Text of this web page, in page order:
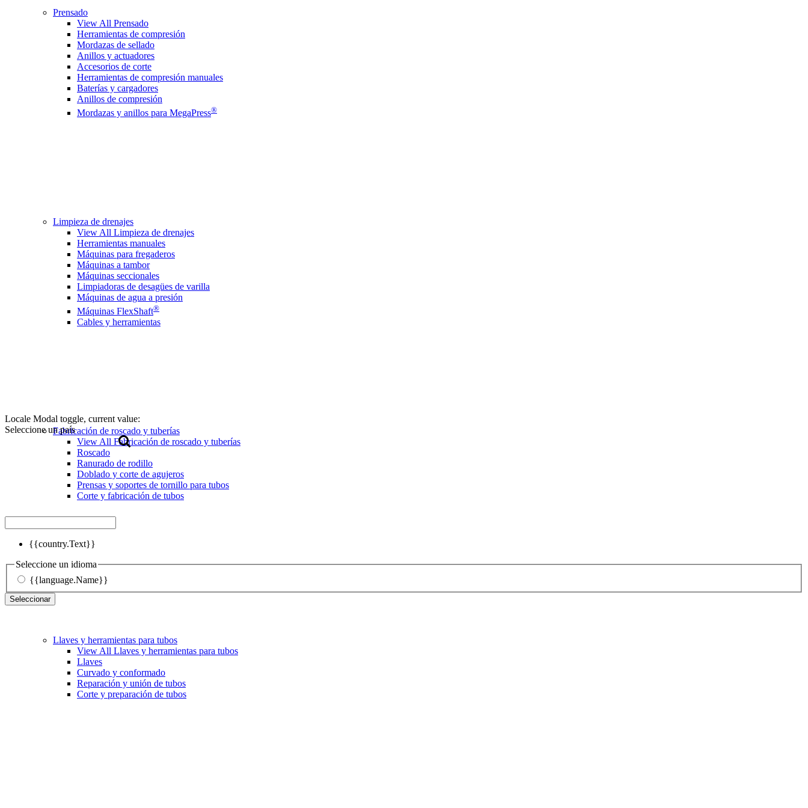
Locale Modal toggle, current value:
Seleccione un país
{{country.Text}}
Seleccione un idioma
{{language.Name}}
Seleccionar
Prensado
View All Prensado
Herramientas de compresión
Mordazas de sellado
Anillos y actuadores
Accesorios de corte
Herramientas de compresión manuales
Baterías y cargadores
Anillos de compresión
Mordazas y anillos para MegaPress®
Limpieza de drenajes
View All Limpieza de drenajes
Herramientas manuales
Máquinas para fregaderos
Máquinas a tambor
Máquinas seccionales
Limpiadoras de desagües de varilla
Máquinas de agua a presión
Máquinas FlexShaft®
Cables y herramientas
Fabricación de roscado y tuberías
View All Fabricación de roscado y tuberías
Roscado
Ranurado de rodillo
Doblado y corte de agujeros
Prensas y soportes de tornillo para tubos
Corte y fabricación de tubos
Llaves y herramientas para tubos
View All Llaves y herramientas para tubos
Llaves
Curvado y conformado
Reparación y unión de tubos
Corte y preparación de tubos